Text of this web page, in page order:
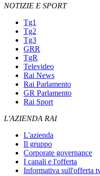
NOTIZIE E SPORT
Tg1
Tg2
Tg3
GRR
TgR
Televideo
Rai News
Rai Parlamento
GR Parlamento
Rai Sport
L'AZIENDA RAI
L'azienda
Il gruppo
Corporate governance
I canali e l'offerta
Informativa sull'offerta